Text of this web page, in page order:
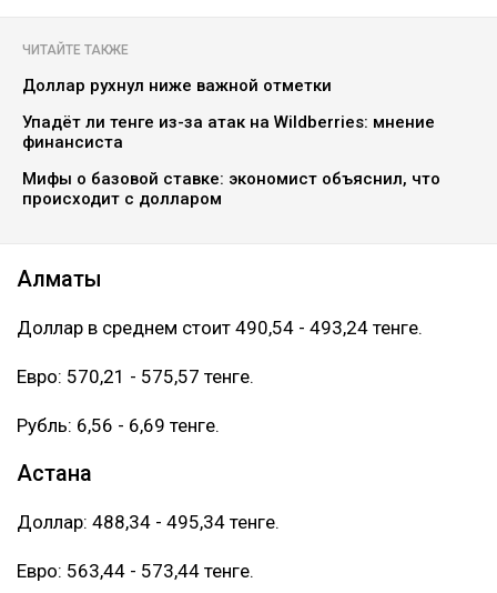
ЧИТАЙТЕ ТАКЖЕ
Доллар рухнул ниже важной отметки
Упадёт ли тенге из-за атак на Wildberries: мнение
финансиста
Мифы о базовой ставке: экономист объяснил, что
происходит с долларом
Алматы
Доллар в среднем стоит 490,54 - 493,24 тенге.
Евро: 570,21 - 575,57 тенге.
Рубль: 6,56 - 6,69 тенге.
Астана
Доллар: 488,34 - 495,34 тенге.
Евро: 563,44 - 573,44 тенге.